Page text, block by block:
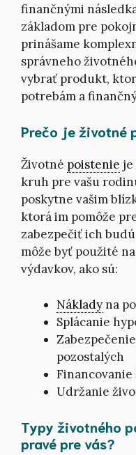
finančnými
základom pre
prinášame
správneho
vybrať produkt,
potrebám a
Prečo je životné
Životné poistenie
kruh pre vašu
poskytne vašim
ktorá im pomôže
zabezpečiť ich
môže byť použité
výdavkov, ako sú:
Nákladyna
Splácanie
pozostalých
Udržanie
Typy životného
pravé pre vás?